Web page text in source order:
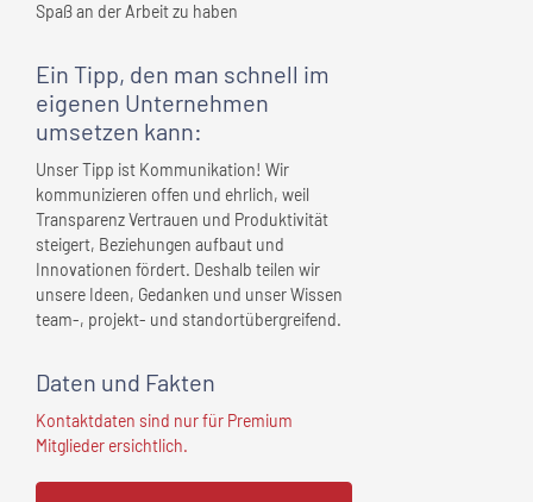
Spaß an der Arbeit zu haben
Ein Tipp, den man schnell im
eigenen Unternehmen
umsetzen kann:
Unser Tipp ist Kommunikation! Wir
kommunizieren offen und ehrlich, weil
Transparenz Vertrauen und Produktivität
steigert, Beziehungen aufbaut und
Innovationen fördert. Deshalb teilen wir
unsere Ideen, Gedanken und unser Wissen
team-, projekt- und standortübergreifend.
Daten und Fakten
Kontaktdaten sind nur für Premium
Mitglieder ersichtlich.